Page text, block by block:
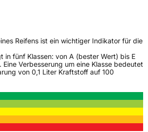
Reifens ist ein wichtiger Indikator für die
in fünf Klassen: von A (bester Wert) bis E
Verbesserung um eine Klasse bedeutet
von 0,1 Liter Kraftstoff auf 100